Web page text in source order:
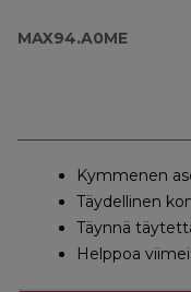
MAX94.A0ME
Kymmenen
Täydellinen
Täynnä
Helppoa